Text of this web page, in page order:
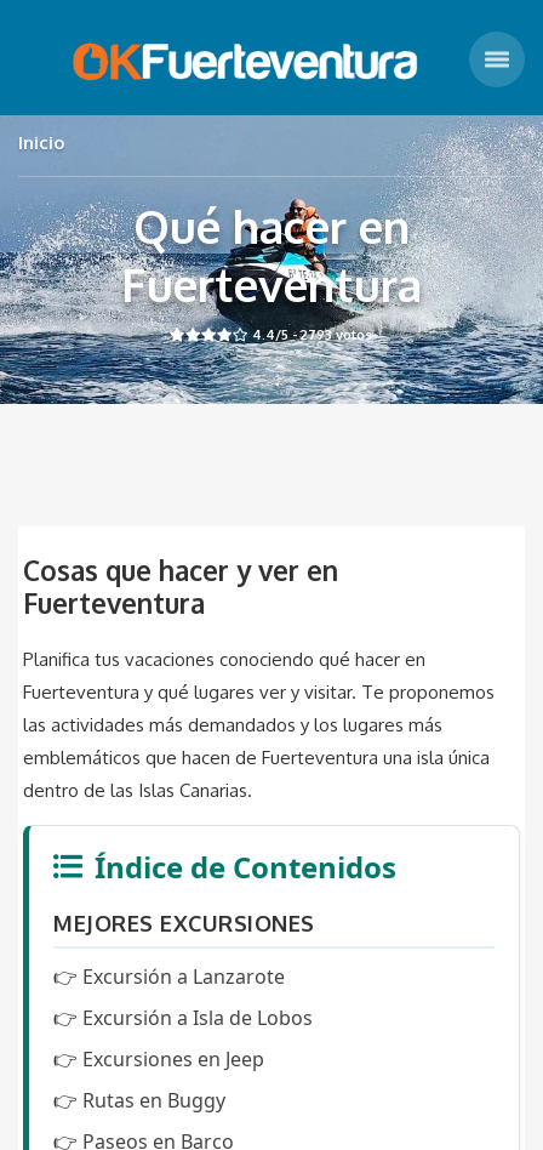
Inicio
Qué hacer en
Fuerteventura
4.4/5 -2793votos
Cosas que hacer y ver en
Fuerteventura
Planifica tus vacaciones conociendo qué hacer en
Fuerteventura y qué lugares ver y visitar. Te proponemos
las actividades más demandados y los lugares más
emblemáticos que hacen de Fuerteventura una isla única
dentro de las Islas Canarias.
Índice de Contenidos
MEJORES EXCURSIONES
👉 Excursión a Lanzarote
👉 Excursión a Isla de Lobos
👉 Excursiones en Jeep
👉 Rutas en Buggy
👉 Paseos en Barco